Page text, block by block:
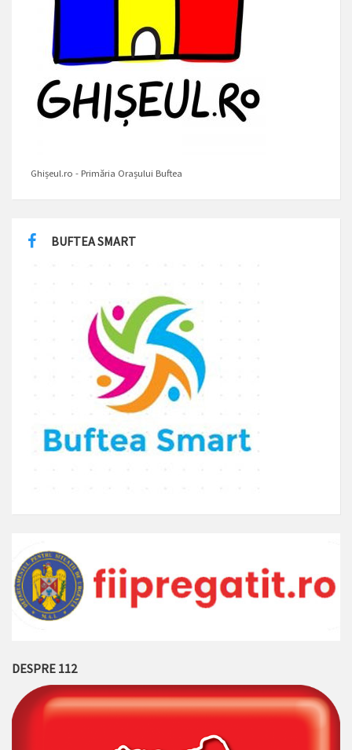
Ghișeul.ro - Primăria Orașului Buftea
BUFTEA SMART
DESPRE 112